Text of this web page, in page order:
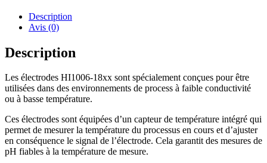
Description
Avis (0)
Description
Les électrodes HI1006-18xx sont spécialement conçues pour être
utilisées dans des environnements de process à faible conductivité
ou à basse température.
Ces électrodes sont équipées d’un capteur de température intégré qui
permet de mesurer la température du processus en cours et d’ajuster
en conséquence le signal de l’électrode. Cela garantit des mesures de
pH fiables à la température de mesure.